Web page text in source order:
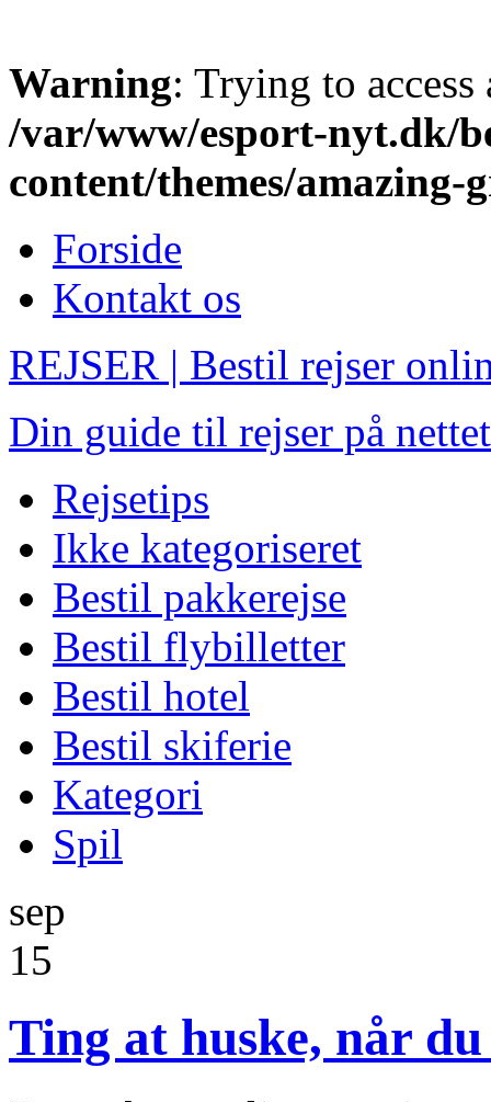
Warning: Trying to
/var/www/esport-nyt.dk/
content/themes/amazing-
Forside
Kontakt os
REJSER | Bestil rejser
Din guide til rejser på
Rejsetips
Ikke kategoriseret
Bestil pakkerejse
Bestil flybilletter
Bestil hotel
Bestil skiferie
Kategori
Spil
sep
15
Ting at huske, når